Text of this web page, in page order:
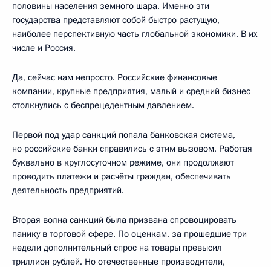
половины населения земного шара. Именно эти
государства представляют собой быстро растущую,
наиболее перспективную часть глобальной экономики. В их
числе и Россия.
Да, сейчас нам непросто. Российские финансовые
компании, крупные предприятия, малый и средний бизнес
столкнулись с беспрецедентным давлением.
Первой под удар санкций попала банковская система,
но российские банки справились с этим вызовом. Работая
буквально в круглосуточном режиме, они продолжают
проводить платежи и расчёты граждан, обеспечивать
деятельность предприятий.
Вторая волна санкций была призвана спровоцировать
панику в торговой сфере. По оценкам, за прошедшие три
недели дополнительный спрос на товары превысил
триллион рублей. Но отечественные производители,